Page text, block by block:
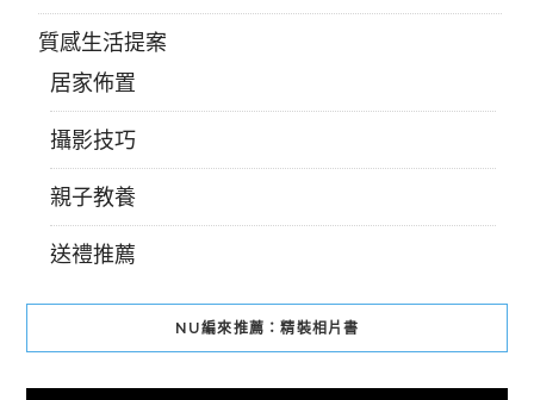
質感生活提案
居家佈置
攝影技巧
親子教養
送禮推薦
NU編來推薦：精裝相片書